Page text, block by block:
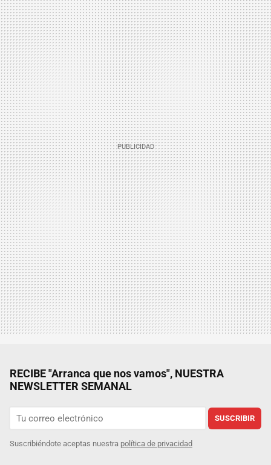
RECIBE "Arranca que nos vamos", NUESTRA
NEWSLETTER SEMANAL
SUSCRIBIR
Suscribiéndote aceptas nuestra política de privacidad